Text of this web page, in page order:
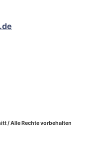
/ Alle Rechte vorbehalten